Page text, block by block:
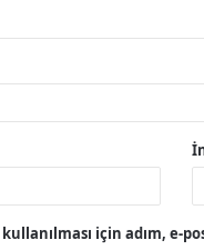
için adım, e-